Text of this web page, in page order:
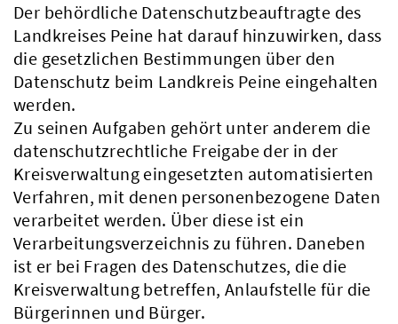
Der behördliche Datenschutzbeauftragte des
Landkreises Peine hat darauf hinzuwirken, dass
die gesetzlichen Bestimmungen über den
Datenschutz beim Landkreis Peine eingehalten
werden.
Zu seinen Aufgaben gehört unter anderem die
datenschutzrechtliche Freigabe der in der
Kreisverwaltung eingesetzten automatisierten
Verfahren, mit denen personenbezogene Daten
verarbeitet werden. Über diese ist ein
Verarbeitungsverzeichnis zu führen. Daneben
ist er bei Fragen des Datenschutzes, die die
Kreisverwaltung betreffen, Anlaufstelle für die
Bürgerinnen und Bürger.